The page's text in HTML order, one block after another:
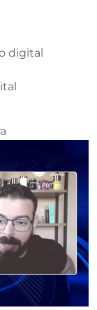
digital